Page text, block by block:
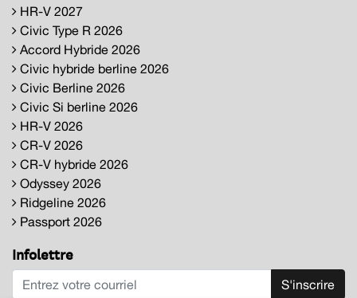
HR-V 2027
Civic Type R 2026
Accord Hybride 2026
Civic hybride berline 2026
Civic Berline 2026
Civic Si berline 2026
HR-V 2026
CR-V 2026
CR-V hybride 2026
Odyssey 2026
Ridgeline 2026
Passport 2026
Infolettre
S'inscrire